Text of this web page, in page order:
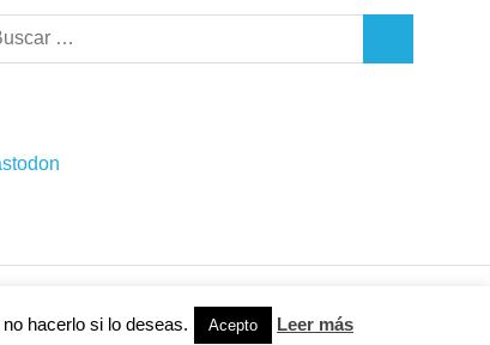
hacerlo si lo deseas. Acepto Leer más